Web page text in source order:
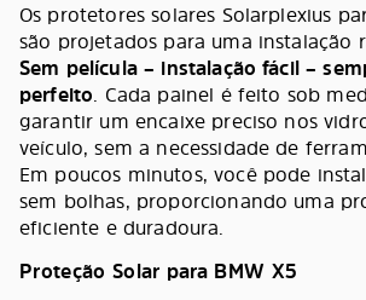
Os protetores solares Solarplexius
são projetados para uma instalação
Sem película – instalação fácil –
perfeito. Cada painel é feito sob
garantir um encaixe preciso nos
veículo, sem a necessidade de
Em poucos minutos, você pode
sem bolhas, proporcionando uma
eficiente e duradoura.
Proteção Solar para BMW X5